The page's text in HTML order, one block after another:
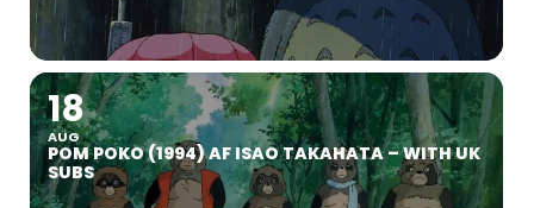
18
AUG
POM POKO (1994) AF ISAO TAKAHATA – WITH UK
SUBS